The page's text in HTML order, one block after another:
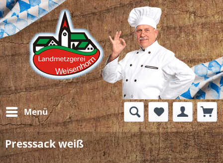
Menü
Presssack weiß